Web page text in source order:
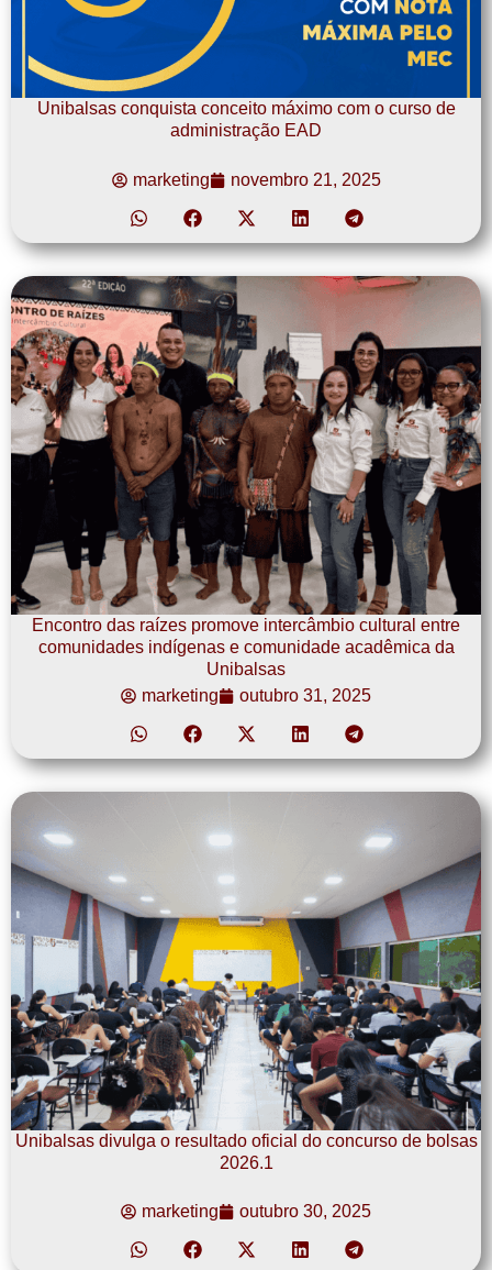
Unibalsas conquista conceito máximo com o curso de
administração EAD
marketing novembro 21, 2025
Encontro das raízes promove intercâmbio cultural entre
comunidades indígenas e comunidade acadêmica da
Unibalsas
marketing
outubro 31, 2025
Unibalsas divulga o resultado oficial do concurso de bolsas
2026.1
marketing outubro 30, 2025